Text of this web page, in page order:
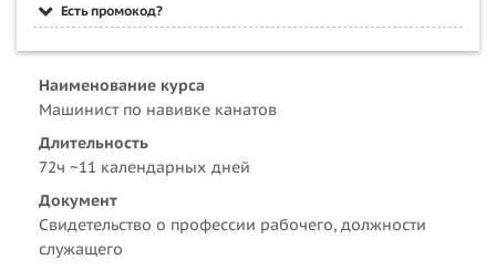
Есть промокод?
Наименование курса
Машинист по навивке канатов
Длительность
72ч ~11 календарных дней
Документ
Свидетельство о профессии рабочего, должности
служащего